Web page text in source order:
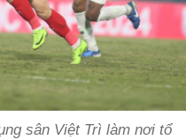
sân Việt Trì làm nơi tổ